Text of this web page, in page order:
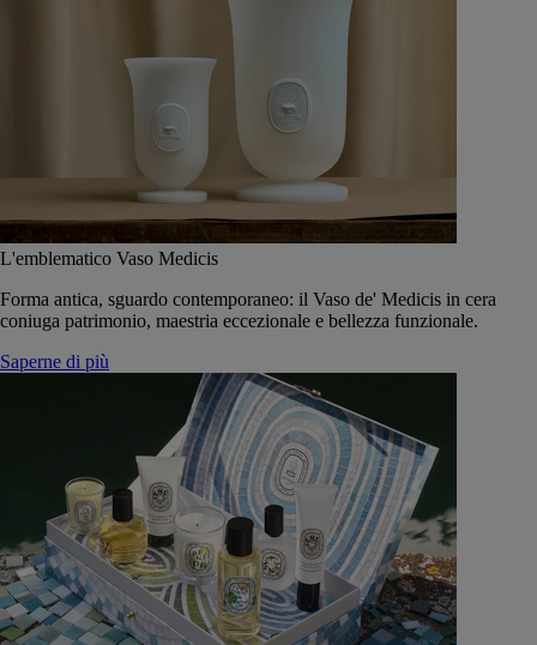
L'emblematico Vaso Medicis
Forma antica, sguardo contemporaneo: il Vaso de' Medicis in cera
coniuga patrimonio, maestria eccezionale e bellezza funzionale.
Saperne di più